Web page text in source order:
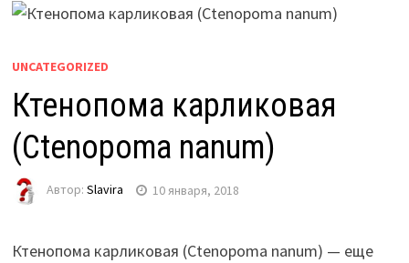
UNCATEGORIZED
Ктенопома карликовая
(Ctenopoma nanum)
Автор: Slavira 10 января, 2018
Ктенопома карликовая (Ctenopoma nanum) — еще